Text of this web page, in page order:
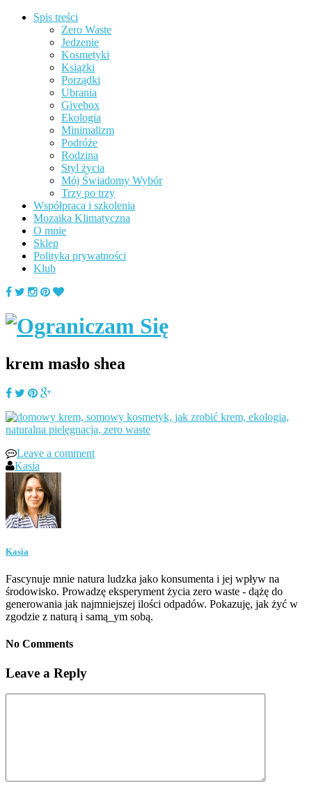
Spis treści
Zero Waste
Jedzenie
Kosmetyki
Książki
Porządki
Ubrania
Givebox
Ekologia
Minimalizm
Podróże
Rodzina
Styl życia
Mój Świadomy Wybór
Trzy po trzy
Współpraca i szkolenia
Mozaika Klimatyczna
O mnie
Sklep
Polityka prywatności
Klub
krem masło shea
Leave a comment
Kasia
Kasia
Fascynuje mnie natura ludzka jako konsumenta i jej wpływ na
środowisko. Prowadzę eksperyment życia zero waste - dążę do
generowania jak najmniejszej ilości odpadów. Pokazuję, jak żyć w
zgodzie z naturą i samą_ym sobą.
No Comments
Leave a Reply